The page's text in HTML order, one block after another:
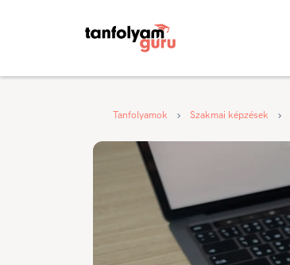
Tanfolyamok Szakmai képzések